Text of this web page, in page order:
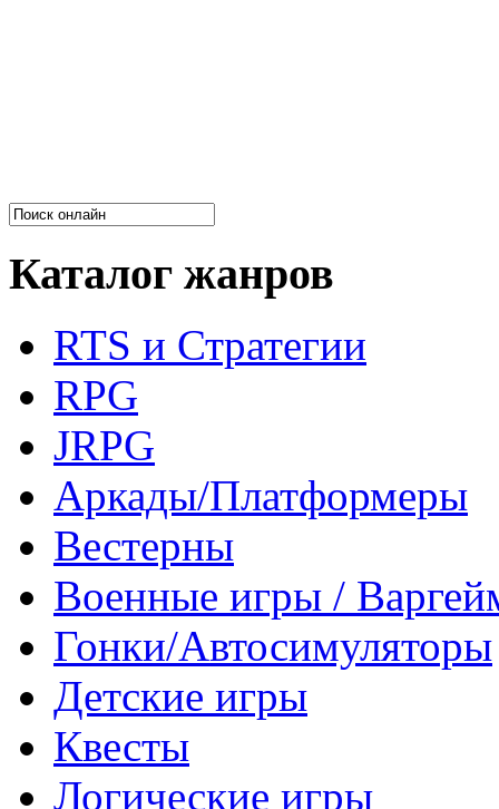
Каталог жанров
RTS и Стратегии
RPG
JRPG
Аркады/Платформеры
Вестерны
Военные игры /
Гонки/Автосимуляторы
Детские игры
Квесты
Логические игры